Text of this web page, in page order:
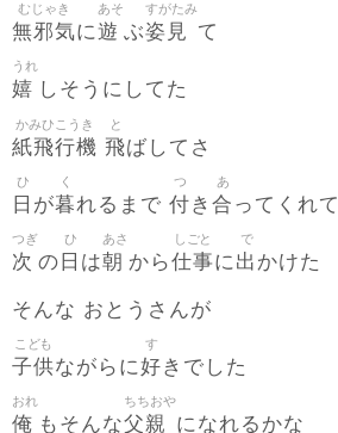
無邪気
むじゃき
に遊
あそ
ぶ姿見
すがたみ
て
嬉
うれ
しそうにしてた
紙飛行機
かみひこうき
飛
と
ばしてさ
日
ひ
が暮
く
れるまで 付
つ
き 合
あ
ってくれて
次
つぎ
の 日
ひ
は朝
あさ
から仕事
しごと
に出
で
かけた
そんな おとうさんが
子供
こども
ながらに好
す
きでした
俺
おれ
もそんな父親
ちちおや
になれるかな